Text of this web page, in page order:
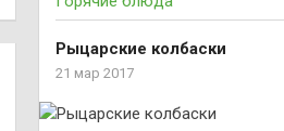
Рыцарские колбаски
21 мар 2017